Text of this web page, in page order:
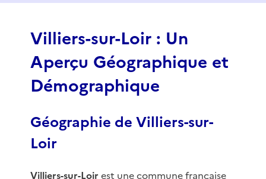
f
Villiers-sur-Loir : Un
Aperçu Géographique et
Démographique
Géographie de Villiers-sur-
Loir
Villiers-sur-Loir est une commune française